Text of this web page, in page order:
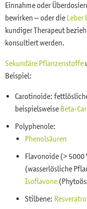
Einnahme oder
bewirken – oder die Leber
kundiger Therapeut
konsultiert werden.
Sekundäre Pflanzenstoffe
Beispiel:
Carotinoide:
beispielsweise Beta-
Polyphenole:
Phenolsäuren
Flavonoide (>
(wasserlösliche
Isoflavone
Stilbene: